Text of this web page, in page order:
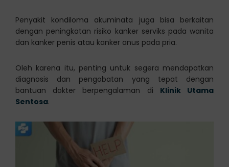
Penyakit kondiloma akuminata juga bisa berkaitan
dengan peningkatan risiko kanker serviks pada wanita
dan kanker penis atau kanker anus pada pria.
Oleh karena itu, penting untuk segera mendapatkan
diagnosis dan pengobatan yang tepat dengan
bantuan dokter berpengalaman di Klinik Utama
Sentosa.